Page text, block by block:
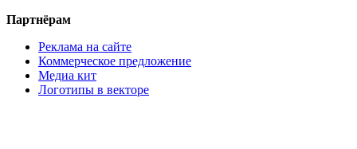
Партнёрам
Реклама на сайте
Коммерческое предложение
Медиа кит
Логотипы в векторе